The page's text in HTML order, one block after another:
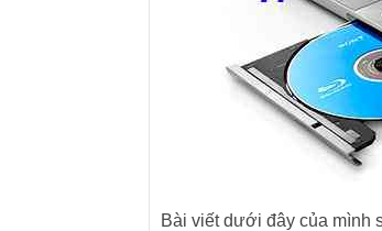
Bài viết dưới đây của mình